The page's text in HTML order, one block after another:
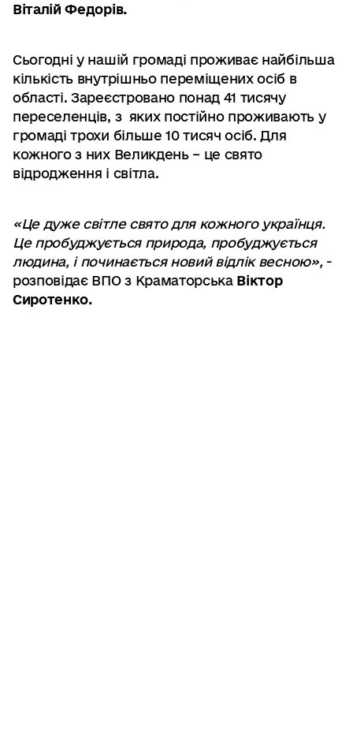
Віталій Федорів.
Сьогодні у нашій громаді проживає найбільша
кількість внутрішньо переміщених осіб в
області. Зареєстровано понад 41 тисячу
переселенців, з яких постійно проживають у
громаді трохи більше 10 тисяч осіб. Для
кожного з них Великдень – це свято
відродження і світла.
«Це дуже світле свято для кожного українця.
Це пробуджується природа, пробуджується
людина, і починається новий відлік весною»,-
розповідає ВПО з Краматорська Віктор
Сиротенко.